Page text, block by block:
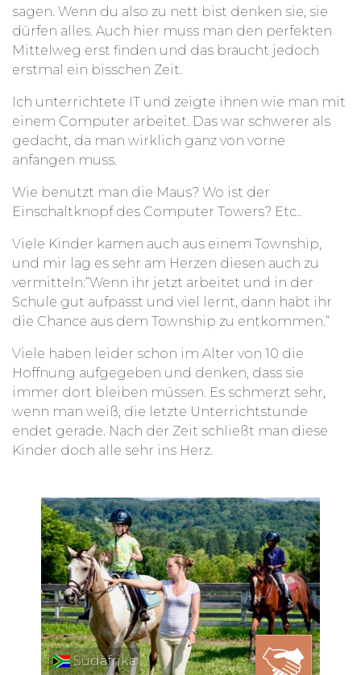
sagen. Wenn du also zu nett bist denken sie, sie
dürfen alles. Auch hier muss man den perfekten
Mittelweg erst finden und das braucht jedoch
erstmal ein bisschen Zeit.
Ich unterrichtete IT und zeigte ihnen wie man mit
einem Computer arbeitet. Das war schwerer als
gedacht, da man wirklich ganz von vorne
anfangen muss.
Wie benutzt man die Maus? Wo ist der
Einschaltknopf des Computer Towers? Etc..
Viele Kinder kamen auch aus einem Township,
und mir lag es sehr am Herzen diesen auch zu
vermitteln:“Wenn ihr jetzt arbeitet und in der
Schule gut aufpasst und viel lernt, dann habt ihr
die Chance aus dem Township zu entkommen.“
Viele haben leider schon im Alter von 10 die
Hoffnung aufgegeben und denken, dass sie
immer dort bleiben müssen. Es schmerzt sehr,
wenn man weiß, die letzte Unterrichtstunde
endet gerade. Nach der Zeit schließt man diese
Kinder doch alle sehr ins Herz.
Südafrika